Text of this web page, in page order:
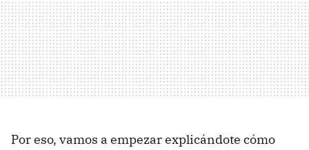
Por eso, vamos a empezar explicándote cómo